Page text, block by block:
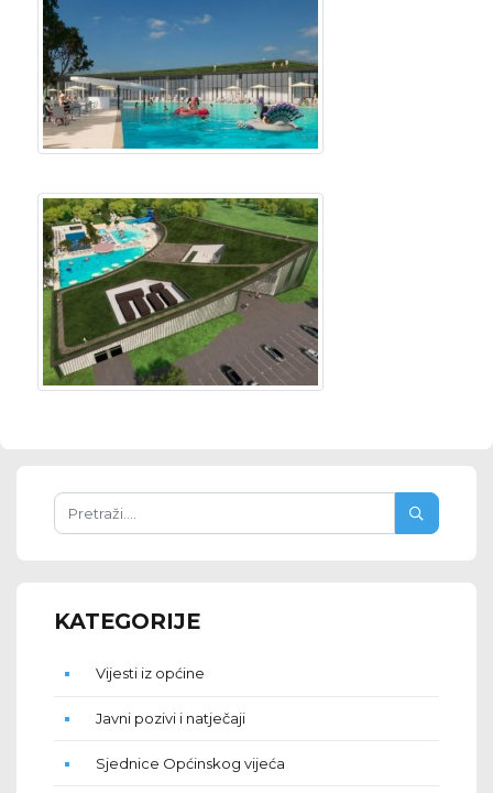
KATEGORIJE
Vijesti iz općine
Javni pozivi i natječaji
Sjednice Općinskog vijeća